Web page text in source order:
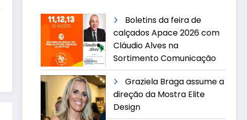
Boletins da feira de
calçados Apace 2026 com
Cláudio Alves na
Sortimento Comunicação
Graziela Braga assume a
direção da Mostra Elite
Design